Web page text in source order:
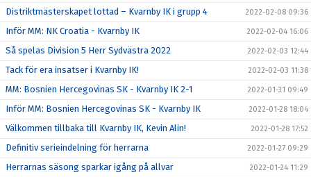
Distriktmästerskapet lottad – Kvarnby IK i grupp 4 2022-02-08 09:36
Inför MM: NK Croatia - Kvarnby IK 2022-02-04 16:06
Så spelas Division 5 Herr Sydvästra 2022 2022-02-03 12:44
Tack för era insatser i Kvarnby IK! 2022-02-03 11:38
MM: Bosnien Hercegovinas SK - Kvarnby IK 2-1 2022-01-31 09:49
Inför MM: Bosnien Hercegovinas SK - Kvarnby IK 2022-01-28 18:04
Välkommen tillbaka till Kvarnby IK, Kevin Alin! 2022-01-28 17:52
Definitiv serieindelning för herrarna 2022-01-27 09:29
Herrarnas säsong sparkar igång på allvar 2022-01-24 11:29